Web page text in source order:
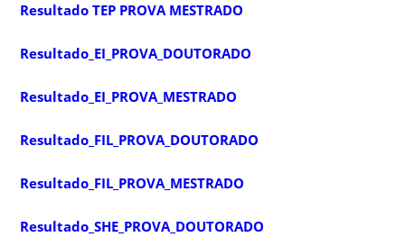
Resultado TEP PROVA MESTRADO
Resultado_EI_PROVA_DOUTORADO
Resultado_EI_PROVA_MESTRADO
Resultado_FIL_PROVA_DOUTORADO
Resultado_FIL_PROVA_MESTRADO
Resultado_SHE_PROVA_DOUTORADO